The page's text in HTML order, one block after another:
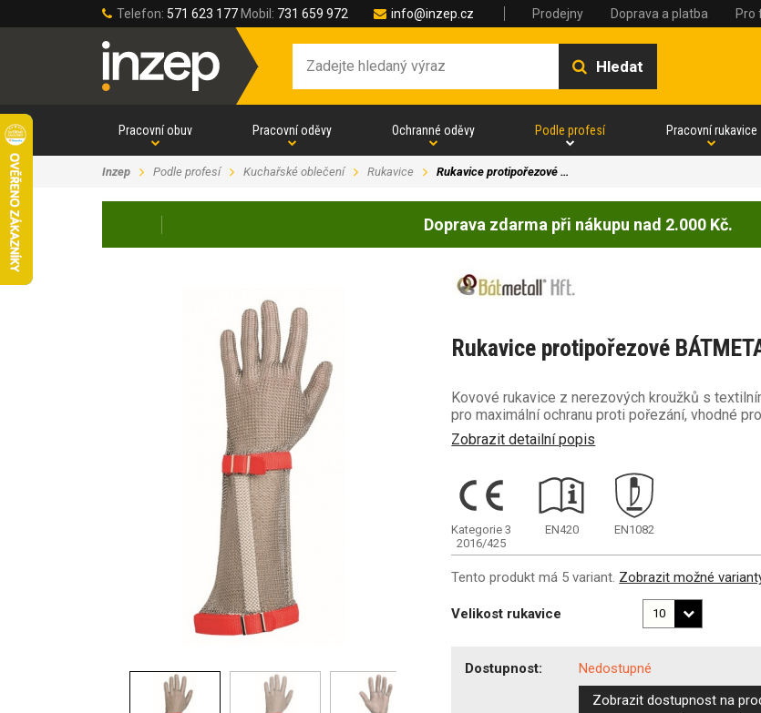
Telefon: 571 623 177 Mobil: 731 659 972 info@inzep.cz Prodejny Doprava a platba Pro
Hledat
Pracovní obuv Pracovní oděvy Ochranné oděvy Podle profesí Pracovní rukavice
Inzep Podle profesí Kuchařské oblečení Rukavice Rukavice protipořezové …
Doprava zdarma při nákupu nad 2.000 Kč.
Rukavice protipořezové
Kovové rukavice z nerezových kroužků s
pro maximální ochranu proti pořezání, vhodné
Zobrazit detailní popis
Kategorie 3
2016/425
EN420 EN1082
Tento produkt má 5 variant. Zobrazit možné
Velikost rukavice
Dostupnost:
Nedostupné
Zobrazit dostupnost na